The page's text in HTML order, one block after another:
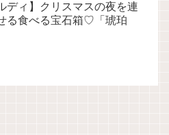
ディ】クリスマスの夜を連
る食べる宝石箱♡「琥珀